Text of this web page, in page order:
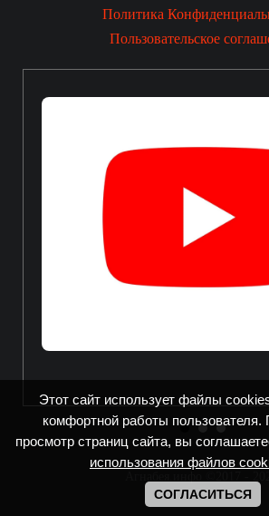
Политика
Пользовательское
Этот сайт использует файлы
комфортной работы пользователя.
просмотр страниц сайта, вы
использования файлов
СОГЛАСИТЬСЯ